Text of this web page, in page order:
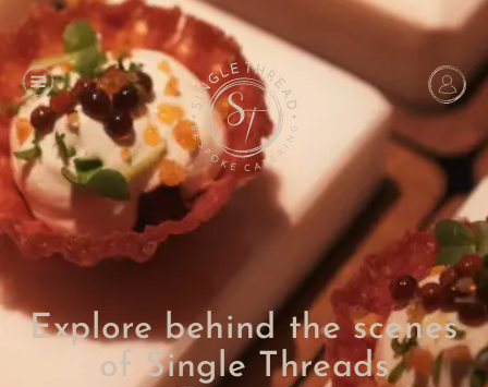
Explore behind the scenes
of Single Threads